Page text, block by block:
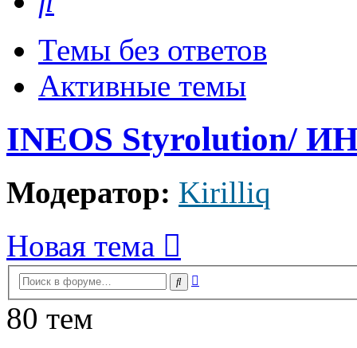
Темы без ответов
Активные темы
INEOS Styrolution/
Модератор: Kirilliq
Новая тема
Поиск
80 тем